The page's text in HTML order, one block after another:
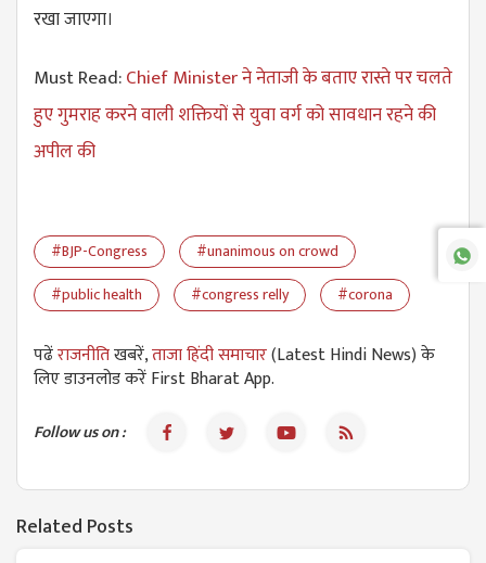
रखा जाएगा।
Must Read:Chief Minister ने नेताजी के बताए रास्ते पर चलते
हुए गुमराह करने वाली शक्तियों से युवा वर्ग को सावधान रहने की
अपील की
#BJP-Congress
#unanimous on crowd
#public health
#congress relly #corona
पढेंराजनीतिखबरें,ताजा हिंदी समाचार(Latest Hindi News) के
लिए डाउनलोड करें First Bharat App.
Follow us on :
Related Posts